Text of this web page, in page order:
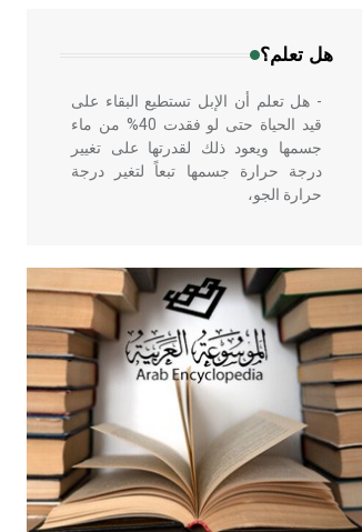
هل تعلم؟
- هل تعلم أن الإبل تستطيع البقاء على
قيد الحياة حتى لو فقدت 40% من ماء
جسمها ويعود ذلك لقدرتها على تغيير
درجة حرارة جسمها تبعاً لتغير درجة
حرارة الجو،
- هل تعلم أن أبقراط كتب في الطب
أربعة مؤلفات هي: الحكم، الأدلة، تنظيم
التغذية، ورسالته في جروح الرأس.
ويعود له الفضل بأنه حرر الطب من
الدين والفلسفة.
- هل تعلم أن المرجان إفراز حيواني
يتكون في البحر ويتركب من مادة
كربونات الكلسيوم، وهو أحمر أو شديد
الحمرة وهو أجود أنواعه، ويمتاز بكبر
الحجم ويسمى الش